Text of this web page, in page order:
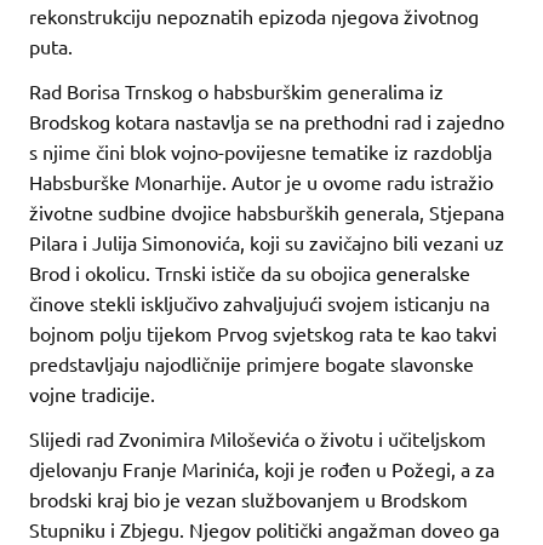
rekonstrukciju nepoznatih epizoda njegova životnog
puta.
Rad Borisa Trnskog o habsburškim generalima iz
Brodskog kotara nastavlja se na prethodni rad i zajedno
s njime čini blok vojno-povijesne tematike iz razdoblja
Habsburške Monarhije. Autor je u ovome radu istražio
životne sudbine dvojice habsburških generala, Stjepana
Pilara i Julija Simonovića, koji su zavičajno bili vezani uz
Brod i okolicu. Trnski ističe da su obojica generalske
činove stekli isključivo zahvaljujući svojem isticanju na
bojnom polju tijekom Prvog svjetskog rata te kao takvi
predstavljaju najodličnije primjere bogate slavonske
vojne tradicije.
Slijedi rad Zvonimira Miloševića o životu i učiteljskom
djelovanju Franje Marinića, koji je rođen u Požegi, a za
brodski kraj bio je vezan službovanjem u Brodskom
Stupniku i Zbjegu. Njegov politički angažman doveo ga